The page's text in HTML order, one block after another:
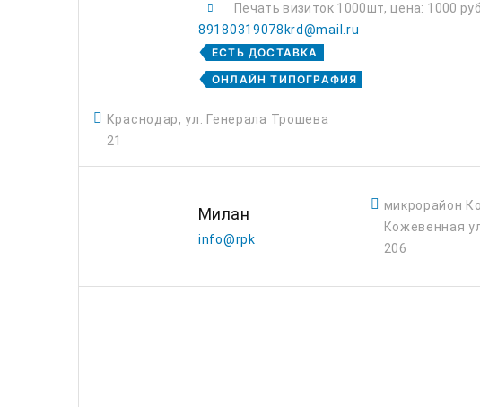
Печать визиток 1000шт, цена: 1000 руб.
89180319078krd@mail.ru
ЕСТЬ ДОСТАВКА
ОНЛАЙН ТИПОГРАФИЯ
Краснодар, ул. Генерала Трошева
21
Милан
info@rpk
микрорайон
Кожевенная
206